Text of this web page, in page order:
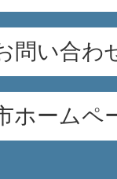
問い合わ
ホームペ